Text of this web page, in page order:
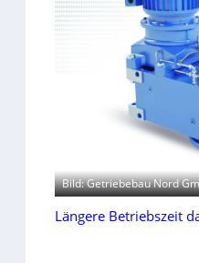
Bild: Getriebebau Nord
Längere Betriebszeit